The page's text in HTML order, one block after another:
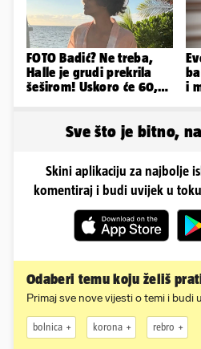
FOTO Badić? Ne treba,
Halle je grudi prekrila
šeširom! Uskoro će 60,
i
Sve što je bitno,
Skini aplikaciju za najbolje
komentiraj i budi uvijek u
Odaberi temu koju želiš
Primaj sve nove vijesti o temi i budi
bolnica korona rebro